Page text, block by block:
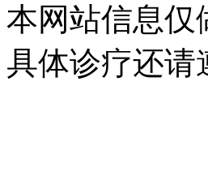
本网站信息仅
具体诊疗还请